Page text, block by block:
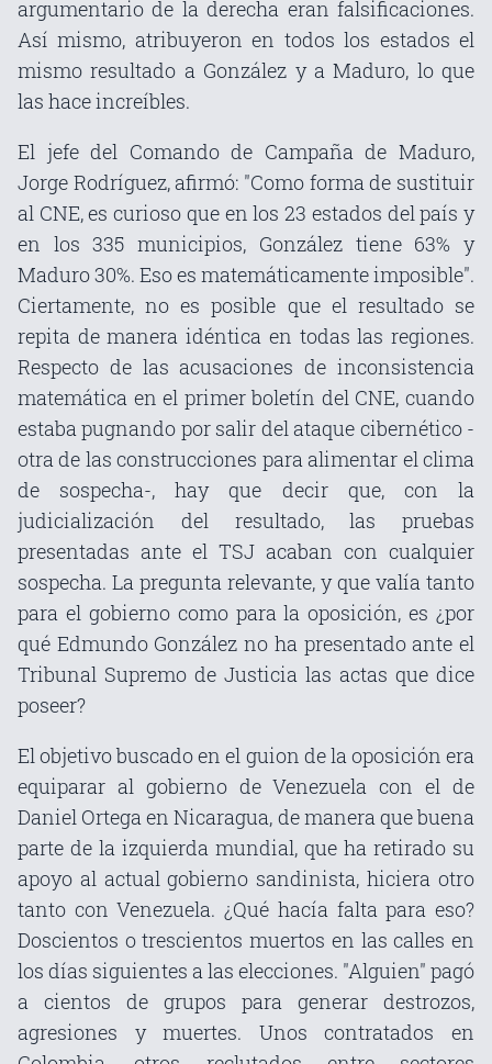
argumentario de la derecha eran falsificaciones.
Así mismo, atribuyeron en todos los estados el
mismo resultado a González y a Maduro, lo que
las hace increíbles.
El jefe del Comando de Campaña de Maduro,
Jorge Rodríguez, afirmó: "Como forma de sustituir
al CNE, es curioso que en los 23 estados del país y
en los 335 municipios, González tiene 63% y
Maduro 30%. Eso es matemáticamente imposible".
Ciertamente, no es posible que el resultado se
repita de manera idéntica en todas las regiones.
Respecto de las acusaciones de inconsistencia
matemática en el primer boletín del CNE, cuando
estaba pugnando por salir del ataque cibernético -
otra de las construcciones para alimentar el clima
de sospecha-, hay que decir que, con la
judicialización del resultado, las pruebas
presentadas ante el TSJ acaban con cualquier
sospecha. La pregunta relevante, y que valía tanto
para el gobierno como para la oposición, es ¿por
qué Edmundo González no ha presentado ante el
Tribunal Supremo de Justicia las actas que dice
poseer?
El objetivo buscado en el guion de la oposición era
equiparar al gobierno de Venezuela con el de
Daniel Ortega en Nicaragua, de manera que buena
parte de la izquierda mundial, que ha retirado su
apoyo al actual gobierno sandinista, hiciera otro
tanto con Venezuela. ¿Qué hacía falta para eso?
Doscientos o trescientos muertos en las calles en
los días siguientes a las elecciones. "Alguien" pagó
a cientos de grupos para generar destrozos,
agresiones y muertes. Unos contratados en